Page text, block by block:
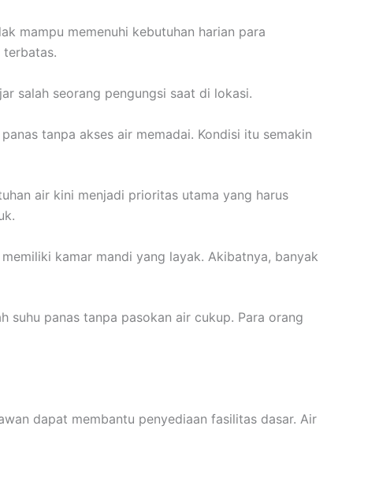
mampu memenuhi kebutuhan harian para
terbatas.
salah seorang pengungsi saat di lokasi.
tanpa akses air memadai. Kondisi itu semakin
air kini menjadi prioritas utama yang harus
kamar mandi yang layak. Akibatnya, banyak
panas tanpa pasokan air cukup. Para orang
dapat membantu penyediaan fasilitas dasar. Air